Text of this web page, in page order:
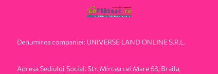
Denumirea companiei: UNIVERSE LAND ONLINE S.R.L.
Adresa Sediului Social: Str. Mircea cel Mare 68, Braila,